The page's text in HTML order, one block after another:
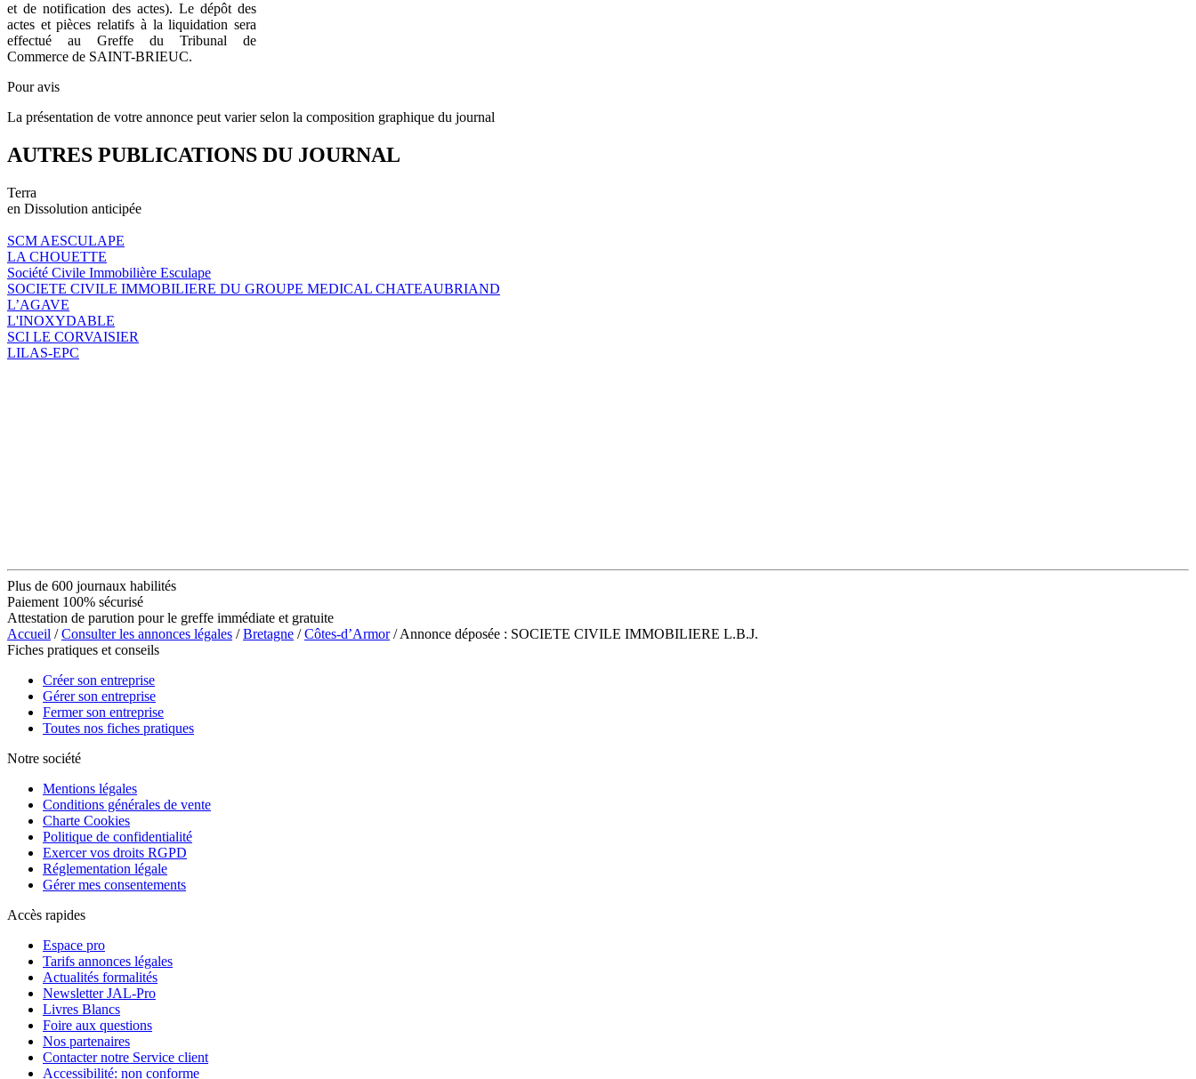
et de notification des actes). Le dépôt des
actes et pièces relatifs à la liquidation sera
effectué au Greffe du Tribunal de
Commerce de SAINT-BRIEUC.
Pour avis
La présentation de votre annonce peut varier selon la composition graphique du journal
AUTRES PUBLICATIONS DU JOURNAL
Terra
en Dissolution anticipée
SCM AESCULAPE
LA CHOUETTE
Société Civile Immobilière Esculape
SOCIETE CIVILE IMMOBILIERE DU GROUPE MEDICAL CHATEAUBRIAND
L’AGAVE
L'INOXYDABLE
SCI LE CORVAISIER
LILAS-EPC
Plus de 600 journaux habilités
Paiement 100% sécurisé
Attestation de parution pour le greffe immédiate et gratuite
Accueil /Consulter les annonces légales /Bretagne /Côtes-d’Armor/ Annonce déposée : SOCIETE CIVILE IMMOBILIERE L.B.J.
Fiches pratiques et conseils
Créer son entreprise
Gérer son entreprise
Fermer son entreprise
Toutes nos fiches pratiques
Notre société
Mentions légales
Conditions générales de vente
Charte Cookies
Politique de confidentialité
Exercer vos droits RGPD
Réglementation légale
Gérer mes consentements
Accès rapides
Espace pro
Tarifs annonces légales
Actualités formalités
Newsletter JAL-Pro
Livres Blancs
Foire aux questions
Nos partenaires
Contacter notre Service client
Accessibilité: non conforme